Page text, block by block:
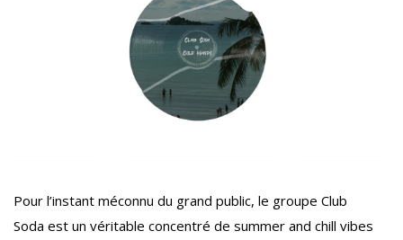
Pour l’instant méconnu du grand public, le groupe Club
Soda est un véritable concentré de summer and chill vibes